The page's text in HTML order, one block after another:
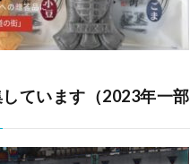
ています（2023年一部